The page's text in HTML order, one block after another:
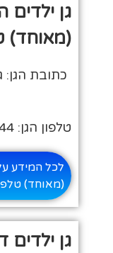
גן
(מאוחד)
כתובת הגן:
טלפון הגן: 04-6368044
לכל המידע על
(מאוחד)
גן